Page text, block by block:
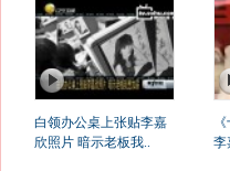
白领办公桌上张贴李嘉
欣照片 暗示老板我..
李